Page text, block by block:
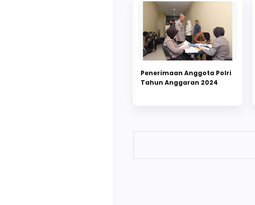
Penerimaan Anggota Polri
Tahun Anggaran 2024